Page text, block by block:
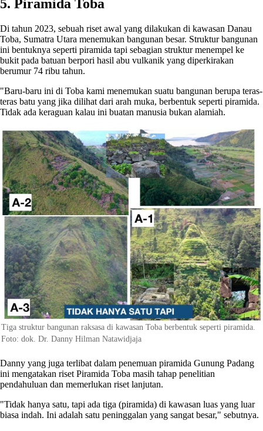
5. Piramida Toba
Di tahun 2023, sebuah riset awal yang dilakukan di kawasan Danau
Toba, Sumatra Utara menemukan bangunan besar. Struktur bangunan
ini bentuknya seperti piramida tapi sebagian struktur menempel ke
bukit pada batuan berpori hasil abu vulkanik yang diperkirakan
berumur 74 ribu tahun.
"Baru-baru ini di Toba kami menemukan suatu bangunan berupa teras-
teras batu yang jika dilihat dari arah muka, berbentuk seperti piramida.
Tidak ada keraguan kalau ini buatan manusia bukan alamiah.
Tiga struktur bangunan raksasa di kawasan Toba berbentuk seperti piramida.
Foto: dok. Dr. Danny Hilman Natawidjaja
Danny yang juga terlibat dalam penemuan piramida Gunung Padang
ini mengatakan riset Piramida Toba masih tahap penelitian
pendahuluan dan memerlukan riset lanjutan.
"Tidak hanya satu, tapi ada tiga (piramida) di kawasan luas yang luar
biasa indah. Ini adalah satu peninggalan yang sangat besar," sebutnya.